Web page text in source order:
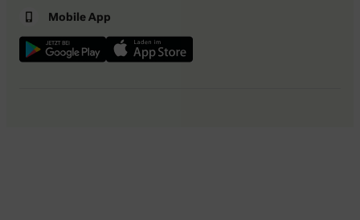
Mobile App